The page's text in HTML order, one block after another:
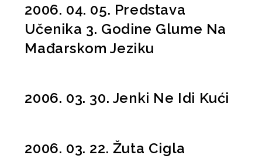
2006. 04. 05. Predstava
Učenika 3. Godine Glume Na
Mađarskom Jeziku
2006. 03. 30. Jenki Ne Idi Kući
2006. 03. 22. Žuta Cigla